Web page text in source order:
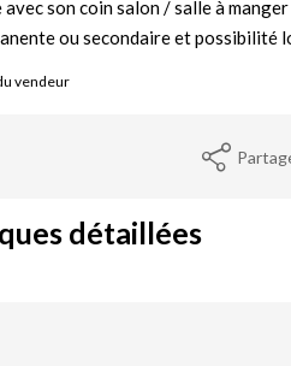
son coin salon / salle à
ou secondaire et possibilité
vendeur
détaillées